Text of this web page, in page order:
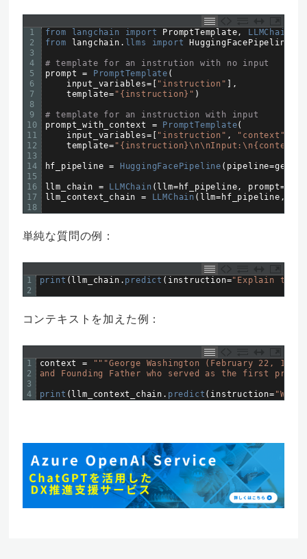
1
2
3
4
5
6
7
8
9
10
11
12
13
14
15
16
17
18
from langchain import PromptTemplate,
LLMChain
from
langchain . llms import HuggingFacePipeline
# template for an instrution with no input
prompt
= PromptTemplate (
input_variables= "instruction"
,
template= "{instruction}" )
# template for an instruction with input
prompt_with_context
= PromptTemplate(
input_variables= "instruction" , "context"
template= "{instruction}\n\nInput:\n{context}"
hf_pipeline = HuggingFacePipeline ( pipeline=
llm_chain = LLMChain ( llm= hf_pipeline, prompt=
llm_context_chain
= LLMChain ( llm= hf_pipeline ,
単純な質問の例：
1
2
print ( llm_chain . predict ( instruction="Explain to
コンテキストを加えた例：
1
2
3
4
context = "" "George Washington (February 22,
and Founding Father who served as the first
print ( llm_context_chain . predict ( instruction=